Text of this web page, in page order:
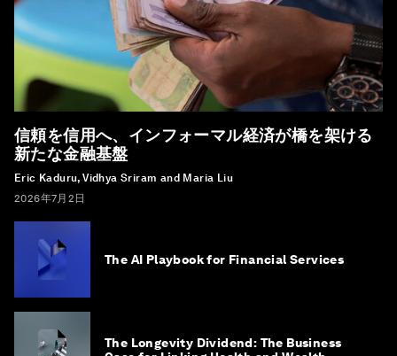
信頼を信用へ、インフォーマル経済が橋を架ける
新たな金融基盤
Eric Kaduru, Vidhya Sriram and Maria Liu
2026年7月2日
The AI Playbook for Financial Services
The Longevity Dividend: The Business